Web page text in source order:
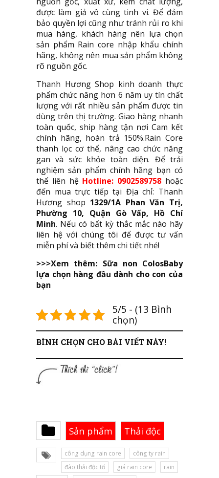
được làm giả vô cùng tinh vi. Để đảm
bảo quyền lợi cũng như tránh rủi ro khi
mua hàng, khách hàng nên lựa chọn
sản phẩm Rain core nhập khẩu chính
hãng, không nên mua sản phẩm không
rõ nguồn gốc.
Thanh Hương Shop kinh doanh thực
phẩm chức năng hơn 6 năm uy tín chất
lượng với rất nhiều sản phẩm được tin
dùng trên thị trường. Giao hàng nhanh
toàn quốc, ship hàng tận nơi Cam kết
chính hãng, hoàn trả 150%.Rain Core
thanh lọc cơ thể, nâng cao chức năng
gan và sức khỏe toàn diện. Để trải
nghiệm sản phẩm chính hãng bạn có
thể liên hệ Hotline: 0902589758 hoặc
đến mua trực tiếp tại Địa chỉ: Thanh
Hương shop 1329/1A Phan Văn Trị,
Phường 10, Quận Gò Vấp, Hồ Chí
Minh. Nếu có bất kỳ thắc mắc nào hãy
liên hệ với chúng tôi để được tư vấn
miễn phí và biết thêm chi tiết nhé!
>>>Xem thêm: Sữa non ColosBaby
lựa chọn hàng đầu dành cho con của
bạn
5/5 - (13 Bình
chọn)
BÌNH CHỌN CHO BÀI VIẾT NÀY!
Sản phẩm Thải độc
công dụng rain core
công ty rain
đào thải độc tố
giá rain core
rain